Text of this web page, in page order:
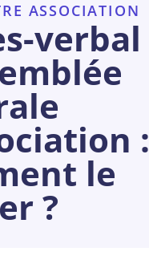
ASSOCIATION
verbal
:
le
?